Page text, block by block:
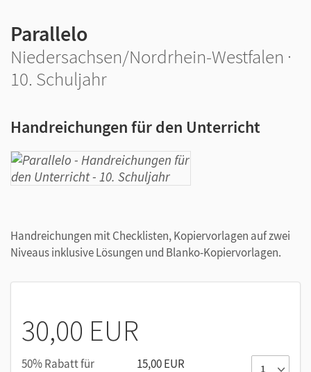
Parallelo
Niedersachsen/Nordrhein-Westfalen ·
10. Schuljahr
Handreichungen für den Unterricht
Handreichungen mit Checklisten, Kopiervorlagen auf zwei
Niveaus inklusive Lösungen und Blanko-Kopiervorlagen.
30,00 EUR
50% Rabatt für
15,00 EUR